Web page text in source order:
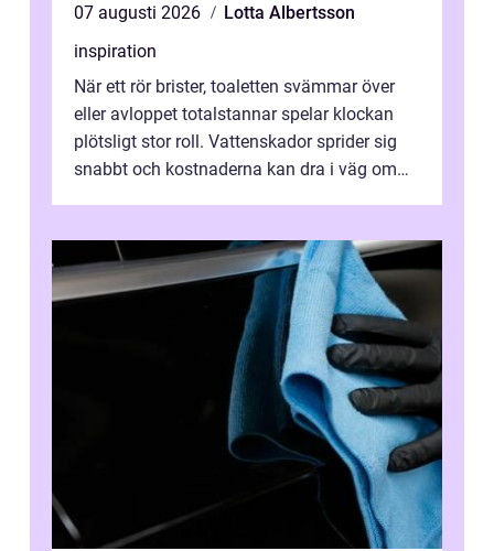
07 augusti 2026
Lotta Albertsson
inspiration
När ett rör brister, toaletten svämmar över
eller avloppet totalstannar spelar klockan
plötsligt stor roll. Vattenskador sprider sig
snabbt och kostnaderna kan dra i väg om